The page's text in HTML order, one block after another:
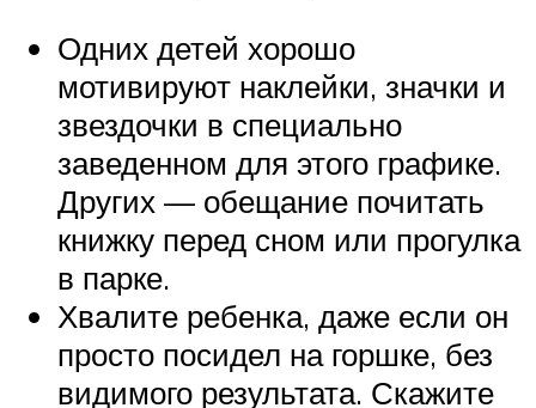
Одних детей хорошо
мотивируют наклейки, значки и
звездочки в специально
заведенном для этого графике.
Других — обещание почитать
книжку перед сном или прогулка
в парке.
Хвалите ребенка, даже если он
просто посидел на горшке, без
видимого результата. Скажите